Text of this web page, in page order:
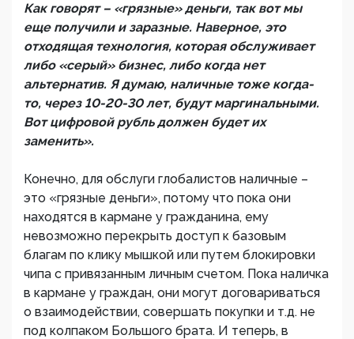
Как говорят – «грязные» деньги, так вот мы
еще получили и заразные. Наверное, это
отходящая технология, которая обслуживает
либо «серый» бизнес, либо когда нет
альтернатив. Я думаю, наличные тоже когда-
то, через 10-20-30 лет, будут маргинальными.
Вот цифровой рубль должен будет их
заменить».
Конечно, для обслуги глобалистов наличные –
это «грязные деньги», потому что пока они
находятся в кармане у гражданина, ему
невозможно перекрыть доступ к базовым
благам по клику мышкой или путем блокировки
чипа с привязанным личным счетом. Пока наличка
в кармане у граждан, они могут договариваться
о взаимодействии, совершать покупки и т.д. не
под колпаком Большого брата. И теперь, в